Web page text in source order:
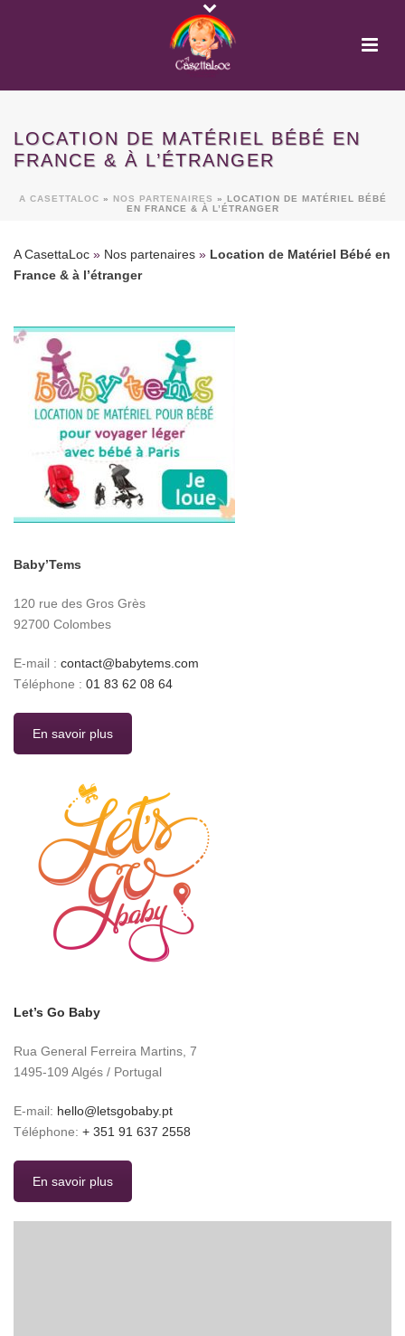
LOCATION DE MATÉRIEL BÉBÉ EN
FRANCE & À L’ÉTRANGER
A CASETTALOC » NOS PARTENAIRES » LOCATION DE MATÉRIEL BÉBÉ
EN FRANCE & À L’ÉTRANGER
A CasettaLoc » Nos partenaires » Location de Matériel Bébé en
France & à l’étranger
Baby’Tems
120 rue des Gros Grès
92700 Colombes
E-mail : contact@babytems.com
Téléphone : 01 83 62 08 64
En savoir plus
Let’s Go Baby
Rua General Ferreira Martins, 7
1495-109 Algés / Portugal
E-mail: hello@letsgobaby.pt
Téléphone: + 351 91 637 2558
En savoir plus